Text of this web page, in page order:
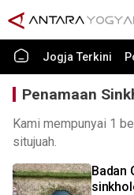
Jogja Terkini
Penamaan
Kami mempunyai 1
situjuah.
Badan